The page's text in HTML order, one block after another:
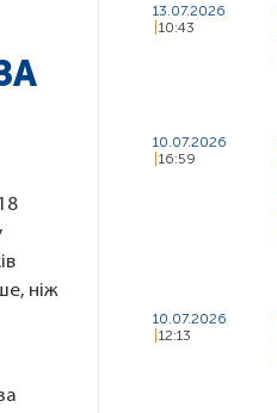
ніж
13.07.2026
10:43
10.07.2026
16:59
10.07.2026
12:13